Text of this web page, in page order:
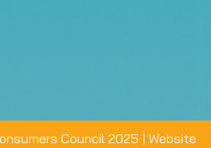
Council 2025 | Website